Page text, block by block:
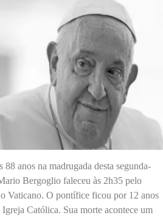
anos na madrugada desta segunda-
Bergoglio faleceu às 2h35 pelo
Vaticano. O pontífice ficou por 12 anos
Católica. Sua morte acontece um